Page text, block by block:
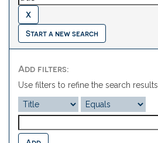
Start a new search
Add filters:
Use filters to refine the search results.